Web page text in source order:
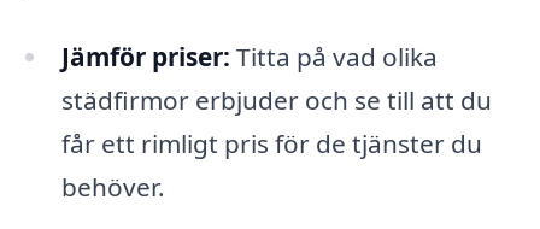
Jämför priser: Titta på vad olika
städfirmor erbjuder och se till att du
får ett rimligt pris för de tjänster du
behöver.